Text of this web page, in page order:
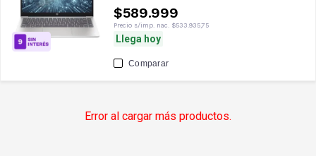
$589.999
Precio s/imp. nac. $533.935,75
Llega hoy
Comparar
Error al cargar más productos.